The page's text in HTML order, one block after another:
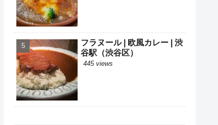
フラヌール | 欧風カレー | 渋
谷駅（渋谷区）
445 views